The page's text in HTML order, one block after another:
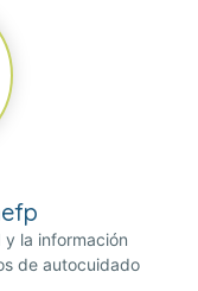
la información
de autocuidado